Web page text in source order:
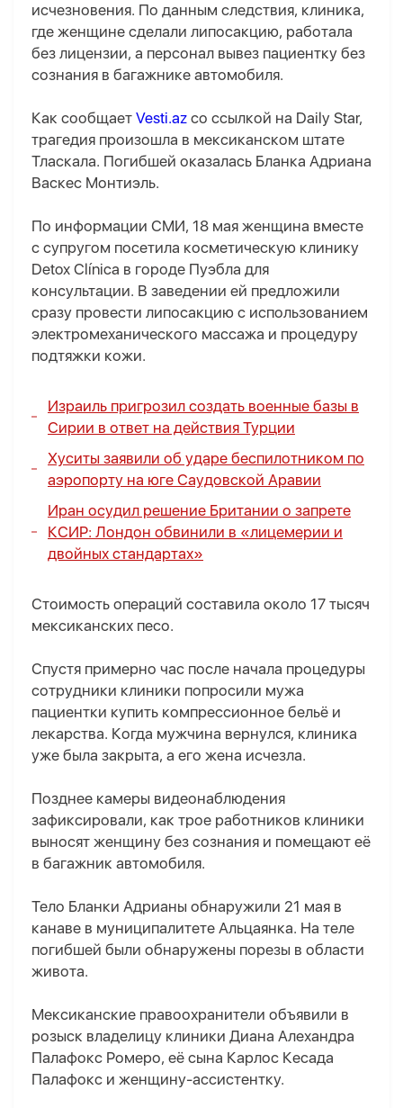
исчезновения. По данным следствия, клиника,
где женщине сделали липосакцию, работала
без лицензии, а персонал вывез пациентку без
сознания в багажнике автомобиля.
Как сообщает Vesti.az со ссылкой на Daily Star,
трагедия произошла в мексиканском штате
Тласкала. Погибшей оказалась Бланка Адриана
Васкес Монтиэль.
По информации СМИ, 18 мая женщина вместе
с супругом посетила косметическую клинику
Detox Clínica в городе Пуэбла для
консультации. В заведении ей предложили
сразу провести липосакцию с использованием
электромеханического массажа и процедуру
подтяжки кожи.
Израиль пригрозил создать военные базы в
Сирии в ответ на действия Турции
Хуситы заявили об ударе беспилотником по
аэропорту на юге Саудовской Аравии
Иран осудил решение Британии о запрете
КСИР: Лондон обвинили в «лицемерии и
двойных стандартах»
Стоимость операций составила около 17 тысяч
мексиканских песо.
Спустя примерно час после начала процедуры
сотрудники клиники попросили мужа
пациентки купить компрессионное бельё и
лекарства. Когда мужчина вернулся, клиника
уже была закрыта, а его жена исчезла.
Позднее камеры видеонаблюдения
зафиксировали, как трое работников клиники
выносят женщину без сознания и помещают её
в багажник автомобиля.
Тело Бланки Адрианы обнаружили 21 мая в
канаве в муниципалитете Альцаянка. На теле
погибшей были обнаружены порезы в области
живота.
Мексиканские правоохранители объявили в
розыск владелицу клиники Диана Алехандра
Палафокс Ромеро, её сына Карлос Кесада
Палафокс и женщину-ассистентку.